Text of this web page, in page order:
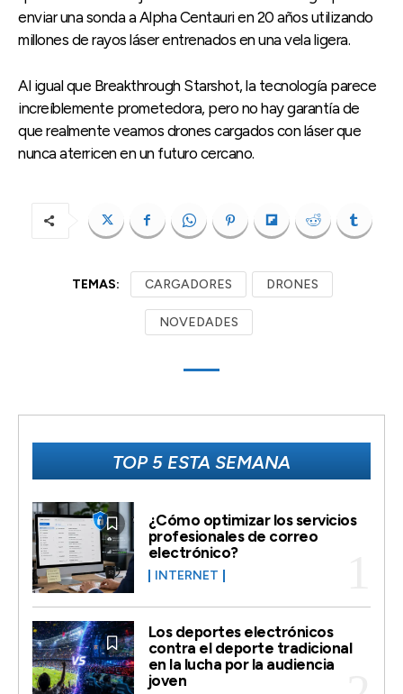
enviar una sonda a Alpha Centauri en 20 años utilizando
millones de rayos láser entrenados en una vela ligera.
Al igual que Breakthrough Starshot, la tecnología parece
increíblemente prometedora, pero no hay garantía de
que realmente veamos drones cargados con láser que
nunca aterricen en un futuro cercano.
TEMAS: CARGADORES DRONES
NOVEDADES
TOP 5 ESTA SEMANA
¿Cómo optimizar los servicios
profesionales de correo
electrónico?
INTERNET
Los deportes electrónicos
contra el deporte tradicional
en la lucha por la audiencia
joven